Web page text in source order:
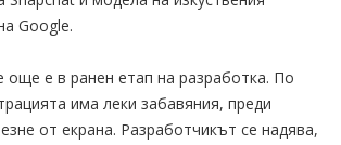
Google.
още е в ранен етап на разработка. По
има леки забавяния, преди
от екрана. Разработчикът се надява,